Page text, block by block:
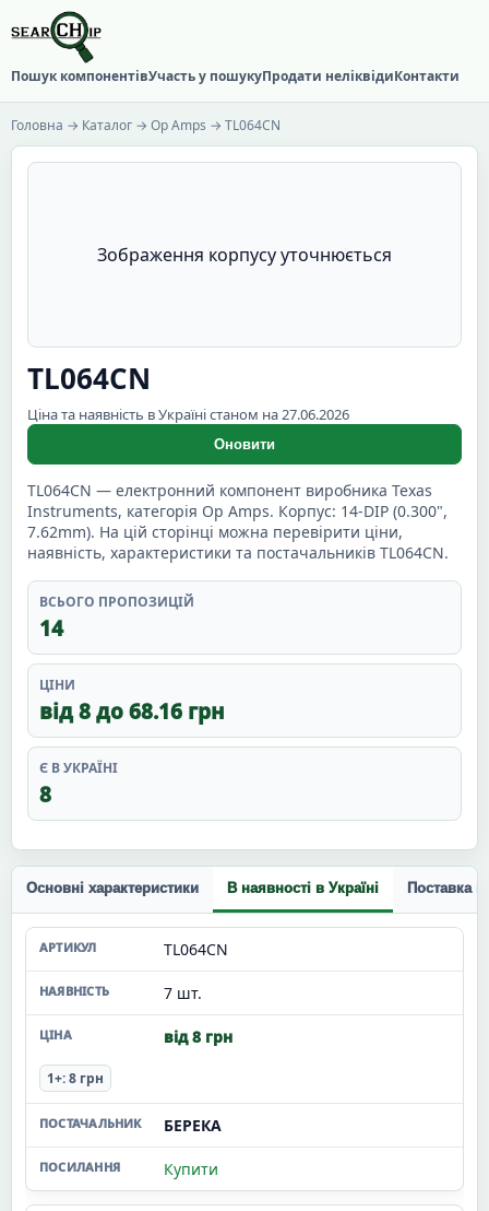
Пошук компонентівУчасть у пошукуПродати неліквідиКонтакти
Головна → Каталог → Op Amps → TL064CN
Зображення корпусу уточнюється
TL064CN
Ціна та наявність в Україні станом на 27.06.2026
Оновити
TL064CN — електронний компонент виробника Texas
Instruments, категорія Op Amps. Корпус: 14-DIP (0.300",
7.62mm). На цій сторінці можна перевірити ціни,
наявність, характеристики та постачальників TL064CN.
ВСЬОГО ПРОПОЗИЦІЙ
14
ЦІНИ
від 8 до 68.16 грн
Є В УКРАЇНІ
8
Основні характеристики В наявності в Україні Поставка
TL064CN
7 шт.
від 8 грн
1+: 8 грн
БЕРЕКА
Купити